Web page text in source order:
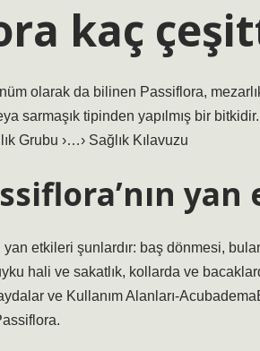
kaç
olarak da bilinen Passiflora,
sarmaşık tipinden yapılmış bir
Grubu ›…› Sağlık Kılavuzu
yan etkileri şunlardır: baş dönmesi,
hali ve sakatlık, kollarda ve
ve Kullanım Alanları-